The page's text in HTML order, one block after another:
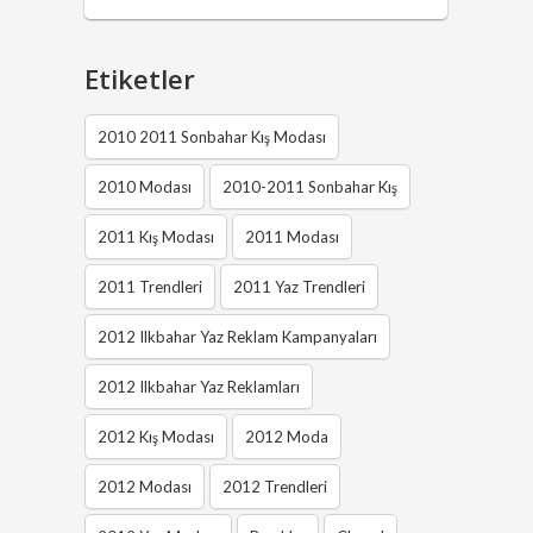
Etiketler
2010 2011 Sonbahar Kış Modası
2010 Modası 2010-2011 Sonbahar Kış
2011 Kış Modası 2011 Modası
2011 Trendleri 2011 Yaz Trendleri
2012 Ilkbahar Yaz Reklam Kampanyaları
2012 Ilkbahar Yaz Reklamları
2012 Kış Modası 2012 Moda
2012 Modası 2012 Trendleri